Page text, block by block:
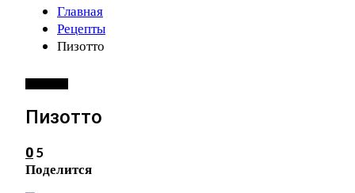
Главная
Рецепты
Пизотто
Пизотто
0 5
Поделится